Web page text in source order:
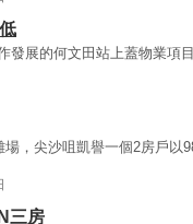
發展的何文田站上蓋物業項
，尖沙咀凱譽一個2房戶以
三房